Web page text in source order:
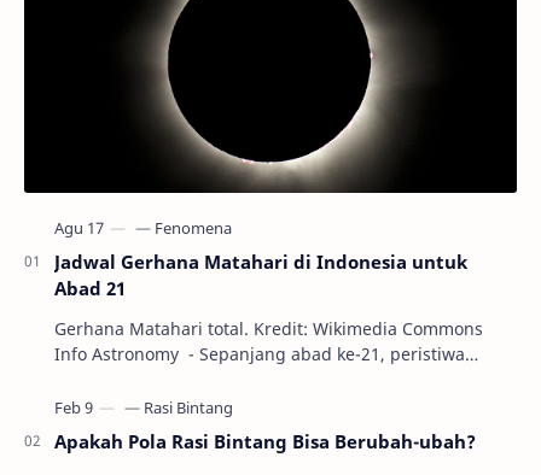
Jadwal Gerhana Matahari di Indonesia untuk
Abad 21
Gerhana Matahari total. Kredit: Wikimedia Commons
Info Astronomy - Sepanjang abad ke-21, peristiwa
Apakah Pola Rasi Bintang Bisa Berubah-ubah?